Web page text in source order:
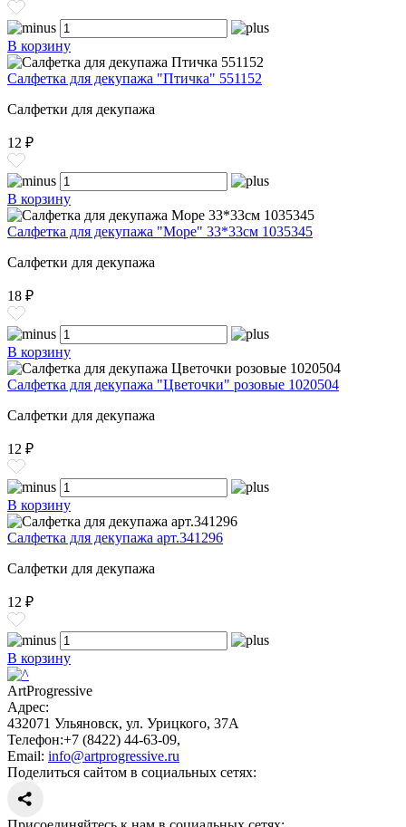
В корзину
Салфетка для декупажа "Птичка" 551152
Салфетки для декупажа
12 ₽
В корзину
Салфетка для декупажа "Море" 33*33см 1035345
Салфетки для декупажа
18 ₽
В корзину
Салфетка для декупажа "Цветочки" розовые 1020504
Салфетки для декупажа
12 ₽
В корзину
Салфетка для декупажа арт.341296
Салфетки для декупажа
12 ₽
В корзину
ArtProgressive
Адрес:
432071 Ульяновск, ул. Урицкого, 37А
Телефон:+7 (8422) 44-63-09,
Email: info@artprogressive.ru
Поделиться сайтом в социальных сетях: